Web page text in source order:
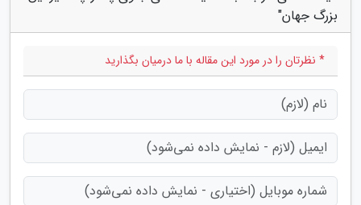
بزرگ جهان"
* نظرتان را در مورد این مقاله با ما درمیان بگذارید